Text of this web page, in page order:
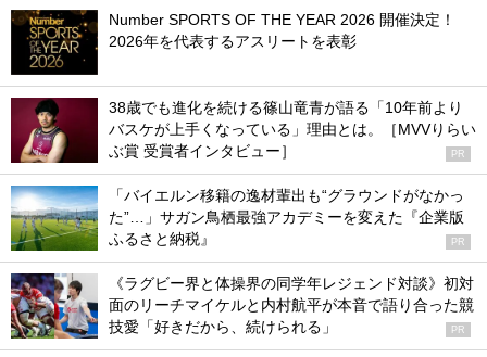
Number SPORTS OF THE YEAR 2026 開催決定！
2026年を代表するアスリートを表彰
38歳でも進化を続ける篠山竜青が語る「10年前より
バスケが上手くなっている」理由とは。［MVVりらい
ぶ賞 受賞者インタビュー］
PR
「バイエルン移籍の逸材輩出も“グラウンドがなかっ
た”…」サガン鳥栖最強アカデミーを変えた『企業版
ふるさと納税』
PR
《ラグビー界と体操界の同学年レジェンド対談》初対
面のリーチマイケルと内村航平が本音で語り合った競
技愛「好きだから、続けられる」
PR